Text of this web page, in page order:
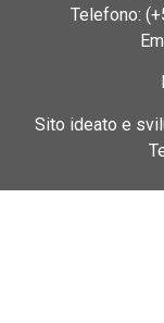
Telefono:
Sito ideato e